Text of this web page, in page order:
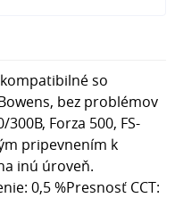
so
bez problémov
Forza 500, FS-
pripevnením k
inú úroveň.
0,5 %Presnosť CCT: